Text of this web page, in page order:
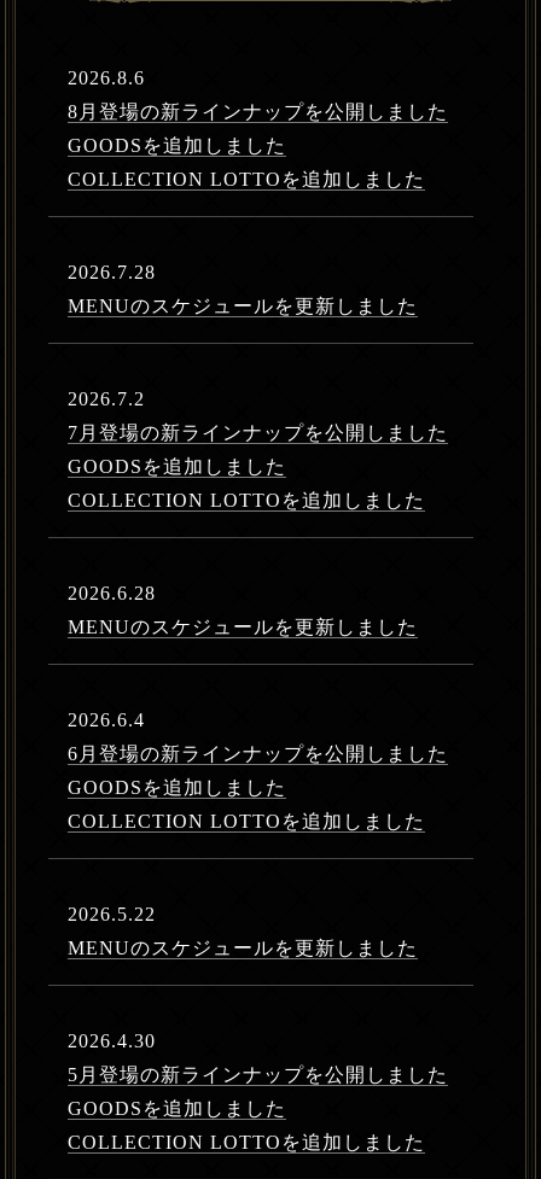
2026.8.6
8月登場の新ラインナップを公開しました
GOODSを追加しました
COLLECTION LOTTOを追加しました
2026.7.28
MENUのスケジュールを更新しました
2026.7.2
7月登場の新ラインナップを公開しました
GOODSを追加しました
COLLECTION LOTTOを追加しました
2026.6.28
MENUのスケジュールを更新しました
2026.6.4
6月登場の新ラインナップを公開しました
GOODSを追加しました
COLLECTION LOTTOを追加しました
2026.5.22
MENUのスケジュールを更新しました
2026.4.30
5月登場の新ラインナップを公開しました
GOODSを追加しました
COLLECTION LOTTOを追加しました